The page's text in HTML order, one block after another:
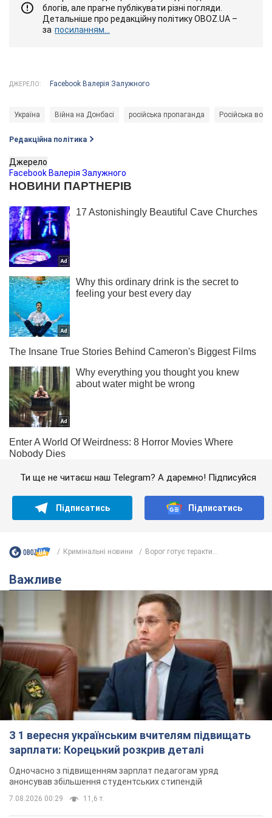
блогів, але прагне публікувати різні погляди.
Детальніше про редакційну політику OBOZ.UA –
за посиланням...
ДЖЕРЕЛО: Facebook Валерія Залужного
Україна Війна на Донбасі російська пропаганда Російська
Редакційна політика
Джерело
Facebook Валерія Залужного
Ти ще не читаєш наш Telegram? А даремно! Підписуйся
Підписатись Підписатись
Кримінальні новини Ворог готує теракти...
Важливе
З 1 вересня українським вчителям підвищать
зарплати: Корецький розкрив деталі
Одночасно з підвищенням зарплат педагогам уряд
анонсував збільшення студентських стипендій
7.08.2026 00:29 11,6 т.